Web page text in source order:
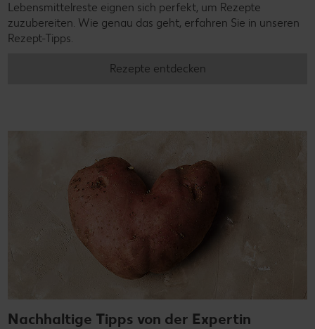
Lebensmittelreste eignen sich perfekt, um Rezepte
zuzubereiten. Wie genau das geht, erfahren Sie in unseren
Rezept-Tipps.
Rezepte entdecken
Nachhaltige Tipps von der Expertin